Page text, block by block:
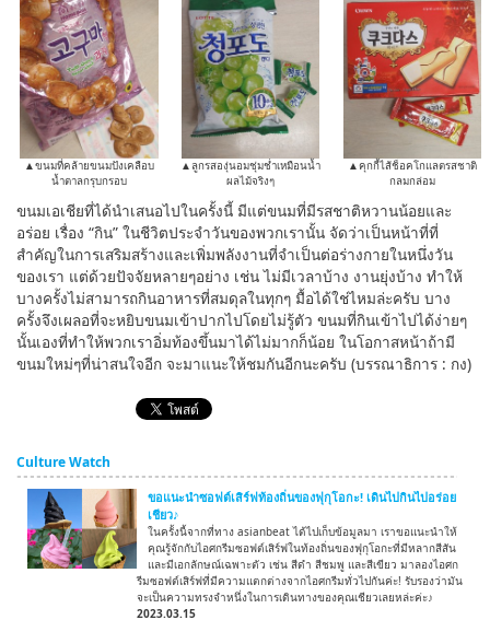
▲ขนมที่คล้ายขนมปังเคลือบ
น้ำตาลกรุบกรอบ
▲ลูกรสองุ่นอมชุ่มช่ำเหมือนน้ำ
ผลไม้จริงๆ
▲คุกกี้ไส้ช็อคโกแลตรสชาติ
กลมกล่อม
ขนมเอเชียที่ได้นำเสนอไปในครั้งนี้ มีแต่ขนมที่มีรสชาติหวานน้อยและ
อร่อย เรื่อง “กิน” ในชีวิตประจำวันของพวกเรานั้น จัดว่าเป็นหน้าที่ที่
สำคัญในการเสริมสร้างและเพิ่มพลังงานที่จำเป็นต่อร่างกายในหนึ่งวัน
ของเรา แต่ด้วยปัจจัยหลายๆอย่าง เช่น ไม่มีเวลาบ้าง งานยุ่งบ้าง ทำให้
บางครั้งไม่สามารถกินอาหารที่สมดุลในทุกๆ มื้อได้ใช่ไหมล่ะครับ บาง
ครั้งจึงเผลอที่จะหยิบขนมเข้าปากไปโดยไม่รู้ตัว ขนมที่กินเข้าไปได้ง่ายๆ
นั้นเองที่ทำให้พวกเราอิ่มท้องขึ้นมาได้ไม่มากก็น้อย ในโอกาสหน้าถ้ามี
ขนมใหม่ๆที่น่าสนใจอีก จะมาแนะให้ชมกันอีกนะครับ (บรรณาธิการ : กง)
Culture Watch
ขอแนะนำซอฟต์เสิร์ฟท้องถิ่นของฟุกุโอกะ! เดินไปกินไปอร่อย
เชียว♪
ในครั้งนี้จากที่ทาง asianbeat ได้ไปเก็บข้อมูลมา เราขอแนะนำให้
คุณรู้จักกับไอศกรีมซอฟต์เสิร์ฟในท้องถิ่นของฟุกุโอกะที่มีหลากสีสัน
และมีเอกลักษณ์เฉพาะตัว เช่น สีดำ สีชมพู และสีเขียว มาลองไอศก
รีมซอฟต์เสิร์ฟที่มีความแตกต่างจากไอศกรีมทั่วไปกันค่ะ! รับรองว่ามัน
จะเป็นความทรงจำหนึ่งในการเดินทางของคุณเชียวเลยหล่ะค่ะ♪
2023.03.15